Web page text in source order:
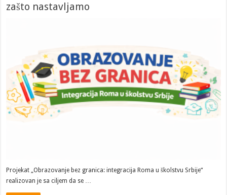
zašto nastavljamo
Projekat „Obrazovanje bez granica: integracija Roma u školstvu Srbije“
realizovan je sa ciljem da se …